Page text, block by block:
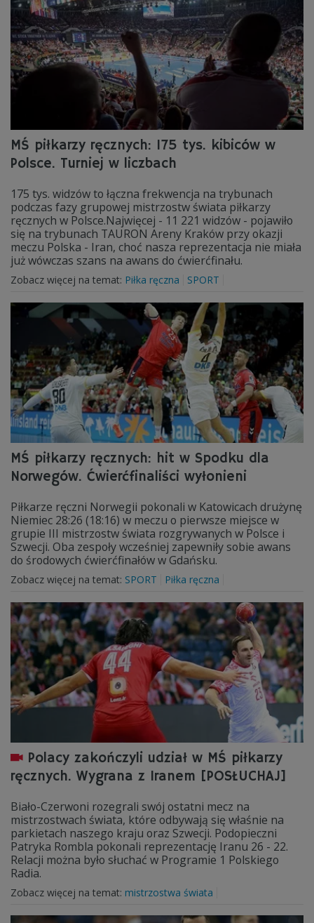
MŚ piłkarzy ręcznych: 175 tys. kibiców w
Polsce. Turniej w liczbach
175 tys. widzów to łączna frekwencja na trybunach
podczas fazy grupowej mistrzostw świata piłkarzy
ręcznych w Polsce.Najwięcej - 11 221 widzów - pojawiło
się na trybunach TAURON Areny Kraków przy okazji
meczu Polska - Iran, choć nasza reprezentacja nie miała
już wówczas szans na awans do ćwierćfinału.
Zobacz więcej na temat: Piłka ręczna SPORT
MŚ piłkarzy ręcznych: hit w Spodku dla
Norwegów. Ćwierćfinaliści wyłonieni
Piłkarze ręczni Norwegii pokonali w Katowicach drużynę
Niemiec 28:26 (18:16) w meczu o pierwsze miejsce w
grupie III mistrzostw świata rozgrywanych w Polsce i
Szwecji. Oba zespoły wcześniej zapewniły sobie awans
do środowych ćwierćfinałów w Gdańsku.
Zobacz więcej na temat: SPORT Piłka ręczna
Polacy zakończyli udział w MŚ piłkarzy
ręcznych. Wygrana z Iranem [POSŁUCHAJ]
Biało-Czerwoni rozegrali swój ostatni mecz na
mistrzostwach świata, które odbywają się właśnie na
parkietach naszego kraju oraz Szwecji. Podopieczni
Patryka Rombla pokonali reprezentację Iranu 26 - 22.
Relacji można było słuchać w Programie 1 Polskiego
Radia.
Zobacz więcej na temat: mistrzostwa świata